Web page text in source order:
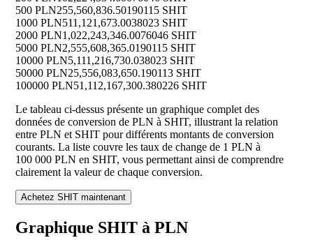
500 PLN255,560,836.50190115 SHIT
1000 PLN511,121,673.0038023 SHIT
2000 PLN1,022,243,346.0076046 SHIT
5000 PLN2,555,608,365.0190115 SHIT
10000 PLN5,111,216,730.038023 SHIT
50000 PLN25,556,083,650.190113 SHIT
100000 PLN51,112,167,300.380226 SHIT
Le tableau ci-dessus présente un graphique complet des
données de conversion de PLN à SHIT, illustrant la relation
entre PLN et SHIT pour différents montants de conversion
courants. La liste couvre les taux de change de 1 PLN à
100 000 PLN en SHIT, vous permettant ainsi de comprendre
clairement la valeur de chaque conversion.
Achetez SHIT maintenant
Graphique SHIT à PLN